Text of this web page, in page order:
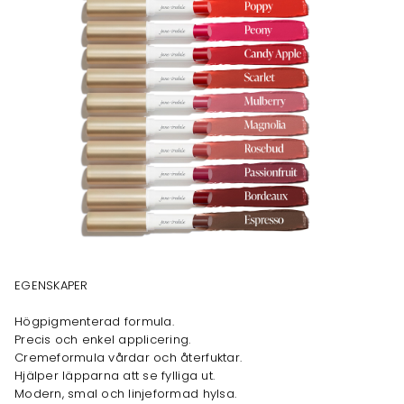
EGENSKAPER
Högpigmenterad formula.
Precis och enkel applicering.
Cremeformula vårdar och återfuktar.
Hjälper läpparna att se fylliga ut.
Modern, smal och linjeformad hylsa.